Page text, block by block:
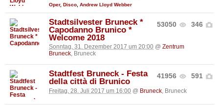
Oper, Disco Andrew Lloyd Webber
53050 346
Stadtsilvester Bruneck *
Capodanno Brunico *
Welcome 2018
Sonntag, 31. Dezember 2017 um 20:00 @ Zentrum
Bruneck, Bruneck
41956 591
Stadtfest Bruneck - Festa
della città di Brunico
Freitag, 28. Juli 2017 um 16:00 @ Bruneck , Bruneck